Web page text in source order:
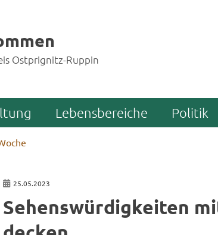
Ostprignitz-Ruppin
Lebensbereiche Politik
25.05.2023
Se­hens­wür­dig­kei­ten